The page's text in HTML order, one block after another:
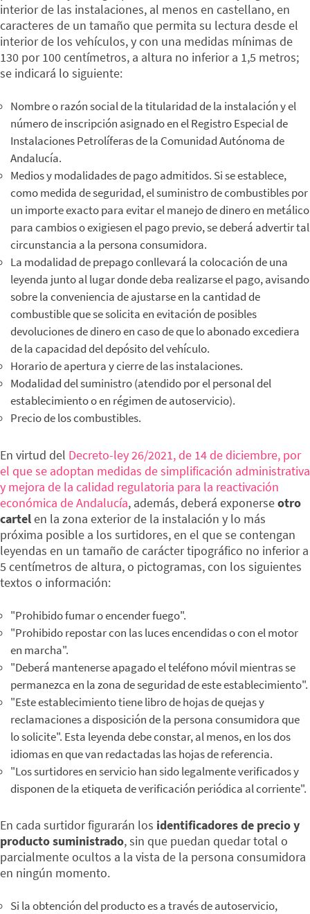
interior de las instalaciones, al menos en castellano, en
caracteres de un tamaño que permita su lectura desde el
interior de los vehículos, y con una medidas mínimas de
130 por 100 centímetros, a altura no inferior a 1,5 metros;
se indicará lo siguiente:
Nombre o razón social de la titularidad de la instalación y el
número de inscripción asignado en el Registro Especial de
Instalaciones Petrolíferas de la Comunidad Autónoma de
Andalucía.
Medios y modalidades de pago admitidos. Si se establece,
como medida de seguridad, el suministro de combustibles por
un importe exacto para evitar el manejo de dinero en metálico
para cambios o exigiesen el pago previo, se deberá advertir tal
circunstancia a la persona consumidora.
La modalidad de prepago conllevará la colocación de una
leyenda junto al lugar donde deba realizarse el pago, avisando
sobre la conveniencia de ajustarse en la cantidad de
combustible que se solicita en evitación de posibles
devoluciones de dinero en caso de que lo abonado excediera
de la capacidad del depósito del vehículo.
Horario de apertura y cierre de las instalaciones.
Modalidad del suministro (atendido por el personal del
establecimiento o en régimen de autoservicio).
Precio de los combustibles.
En virtud del Decreto-ley 26/2021, de 14 de diciembre, por
el que se adoptan medidas de simplificación administrativa
y mejora de la calidad regulatoria para la reactivación
económica de Andalucía, además, deberá exponerseotro
cartelen la zona exterior de la instalación y lo más
próxima posible a los surtidores, en el que se contengan
leyendas en un tamaño de carácter tipográfico no inferior a
5 centímetros de altura, o pictogramas, con los siguientes
textos o información:
"Prohibido fumar o encender fuego".
"Prohibido repostar con las luces encendidas o con el motor
en marcha".
"Deberá mantenerse apagado el teléfono móvil mientras se
permanezca en la zona de seguridad de este establecimiento".
"Este establecimiento tiene libro de hojas de quejas y
reclamaciones a disposición de la persona consumidora que
lo solicite". Esta leyenda debe constar, al menos, en los dos
idiomas en que van redactadas las hojas de referencia.
"Los surtidores en servicio han sido legalmente verificados y
disponen de la etiqueta de verificación periódica al corriente".
En cada surtidor figurarán los identificadores de precio y
producto suministrado, sin que puedan quedar total o
parcialmente ocultos a la vista de la persona consumidora
en ningún momento.
Si la obtención del producto es a través de autoservicio,